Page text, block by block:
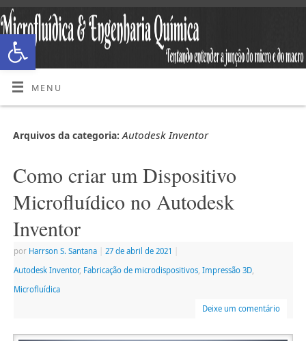
Abrir a barra de ferramentas
MENU
Arquivos da categoria:Autodesk Inventor
Como criar um Dispositivo
Microfluídico no Autodesk
Inventor
por Harrson S. Santana 27 de abril de 2021
Autodesk Inventor, Fabricação de microdispositivos, Impressão 3D,
Microfluídica
Deixe um comentário